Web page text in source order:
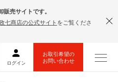
販売サイトです。
七商店の公式サイト をご覧くださ